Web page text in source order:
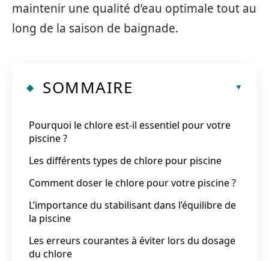
maintenir une qualité d’eau optimale tout au
long de la saison de baignade.
SOMMAIRE
Pourquoi le chlore est-il essentiel pour votre
piscine ?
Les différents types de chlore pour piscine
Comment doser le chlore pour votre piscine ?
L’importance du stabilisant dans l’équilibre de
la piscine
Les erreurs courantes à éviter lors du dosage
du chlore